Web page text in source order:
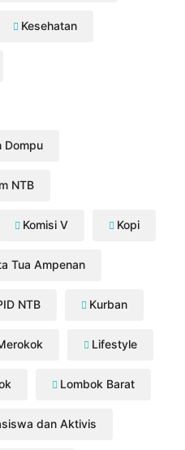
Kesehatan
Dompu
NTB
Komisi V Kopi
Tua Ampenan
NTB Kurban
Lifestyle
Lombok Barat
dan Aktivis